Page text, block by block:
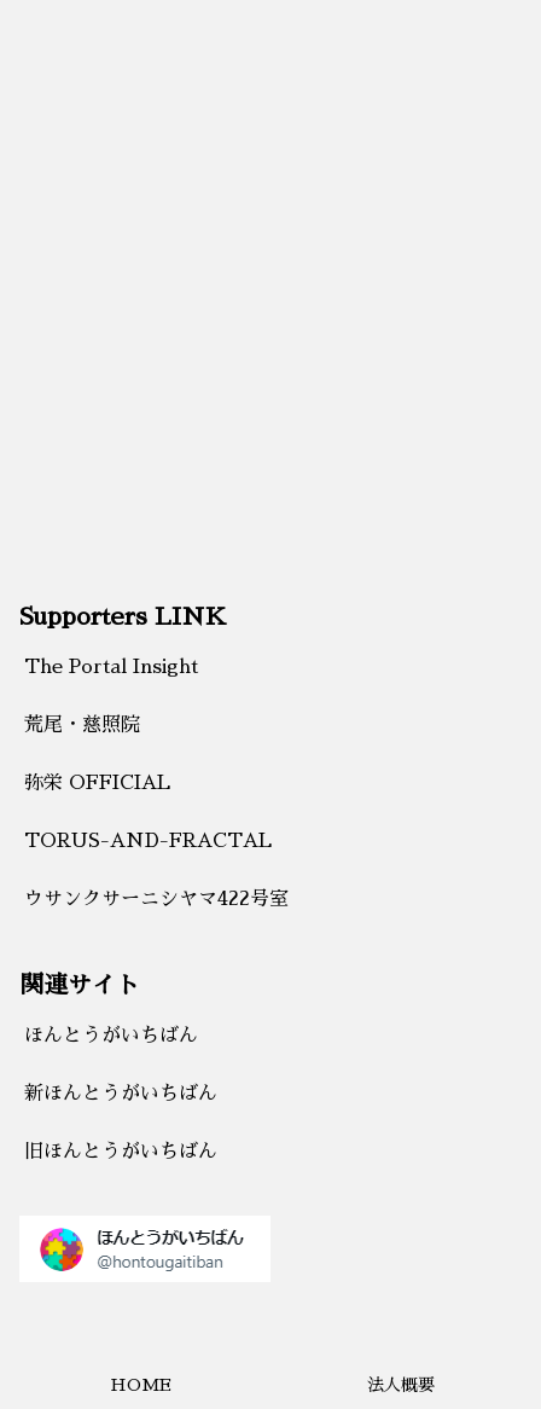
Supporters LINK
The Portal Insight
荒尾・慈照院
弥栄 OFFICIAL
TORUS-AND-FRACTAL
ウサンクサーニシヤマ422号室
関連サイト
ほんとうがいちばん
新ほんとうがいちばん
旧ほんとうがいちばん
HOME 法人概要